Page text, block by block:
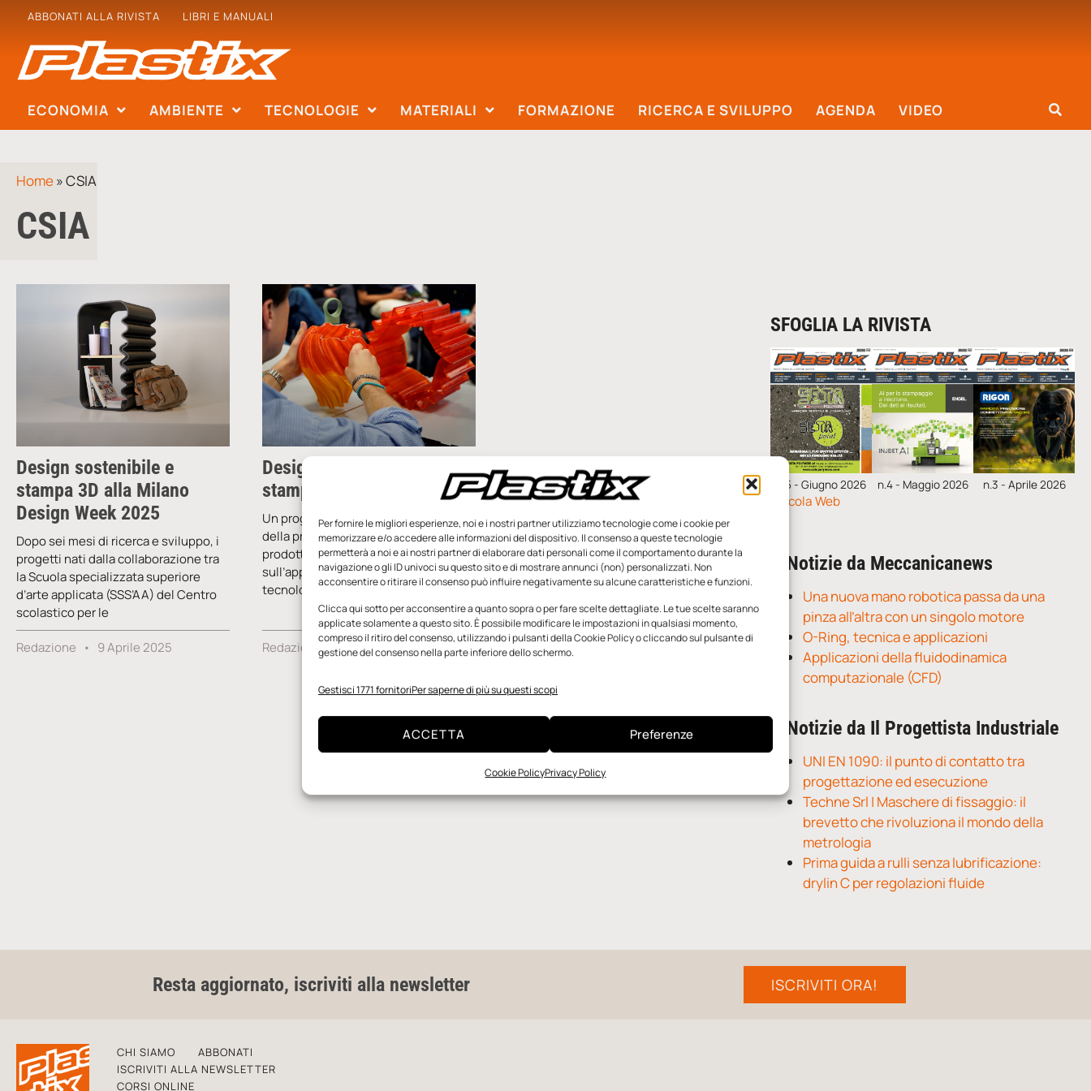
Per fornire le migliori esperienze, noi e i nostri partner utilizziamo tecnologie come i cookie per
memorizzare e/o accedere alle informazioni del dispositivo. Il consenso a queste tecnologie
permetterà a noi e ai nostri partner di elaborare dati personali come il comportamento durante la
navigazione o gli ID univoci su questo sito e di mostrare annunci (non) personalizzati. Non
acconsentire o ritirare il consenso può influire negativamente su alcune caratteristiche e funzioni.
Clicca qui sotto per acconsentire a quanto sopra o per fare scelte dettagliate. Le tue scelte saranno
applicate solamente a questo sito. È possibile modificare le impostazioni in qualsiasi momento,
compreso il ritiro del consenso, utilizzando i pulsanti della Cookie Policy o cliccando sul pulsante di
gestione del consenso nella parte inferiore dello schermo.
Gestisci 1771 fornitoriPer saperne di più su questi scopi
ACCETTA Preferenze
Cookie PolicyPrivacy Policy
ABBONATI ALLA RIVISTA LIBRI E MANUALI
ECONOMIA AMBIENTE TECNOLOGIE MATERIALI FORMAZIONE RICERCA E SVILUPPO AGENDA VIDEO
Home»CSIA
CSIA
Design sostenibile e
stampa 3D alla Milano
Design Week 2025
Dopo sei mesi di ricerca e sviluppo, i
progetti nati dalla collaborazione tra
la Scuola specializzata superiore
d’arte applicata (SSS’AA) del Centro
scolastico per le
Redazione 9 Aprile 2025
Design sostenibile e
stampa 3D
Un progetto formativo nel campo
della produzione e del design di
prodotto e d’interni, che si concentra
sull’applicazione delle nuove
tecnologie, sulla sostenibilità e sul
Redazione 18 Settembre 2024
SFOGLIA LA RIVISTA
n.5 - Giugno 2026 n.4 - Maggio 2026 n.3 - Aprile 2026
Edicola Web
Notizie da Meccanicanews
Una nuova mano robotica passa da una
pinza all’altra con un singolo motore
O-Ring, tecnica e applicazioni
Applicazioni della fluidodinamica
computazionale (CFD)
Notizie da Il Progettista Industriale
UNI EN 1090: il punto di contatto tra
progettazione ed esecuzione
Techne Srl | Maschere di fissaggio: il
brevetto che rivoluziona il mondo della
metrologia
Prima guida a rulli senza lubrificazione:
drylin C per regolazioni fluide
Resta aggiornato, iscriviti alla newsletter ISCRIVITI ORA!
CHI SIAMO
ABBONATI
ISCRIVITI ALLA NEWSLETTER
CORSI ONLINE